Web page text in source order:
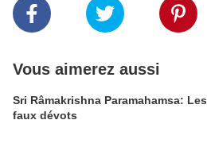
Vous aimerez aussi
Sri Râmakrishna Paramahamsa: Les
faux dévots